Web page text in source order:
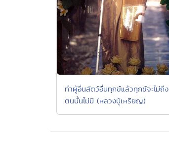
ทำผู้อื่นสัตว์อื่นทุกข์แล้วทุกข์จะไม่ถึง
ตนนั้นไม่มี (หลวงปู่เหรียญ)